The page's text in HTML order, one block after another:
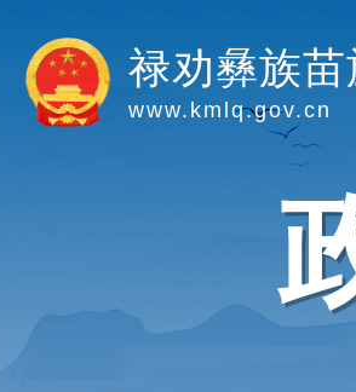
禄劝彝族
www.kmlq.gov.cn